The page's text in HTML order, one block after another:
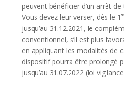
peuvent bénéficier d’un arrêt
Vous devez leur verser, dès le 1
jusqu’au 31.12.2021, le
conventionnel, s’il est plus
en appliquant les modalités de
dispositif pourra être prolongé
jusqu’au 31.07.2022 (loi